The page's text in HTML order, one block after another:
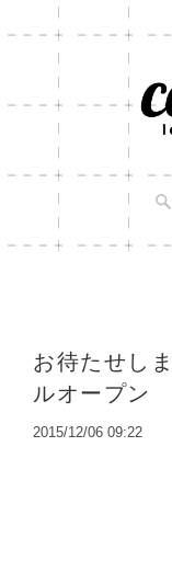
お待たせし
ルオープン
2015/12/06 09:22